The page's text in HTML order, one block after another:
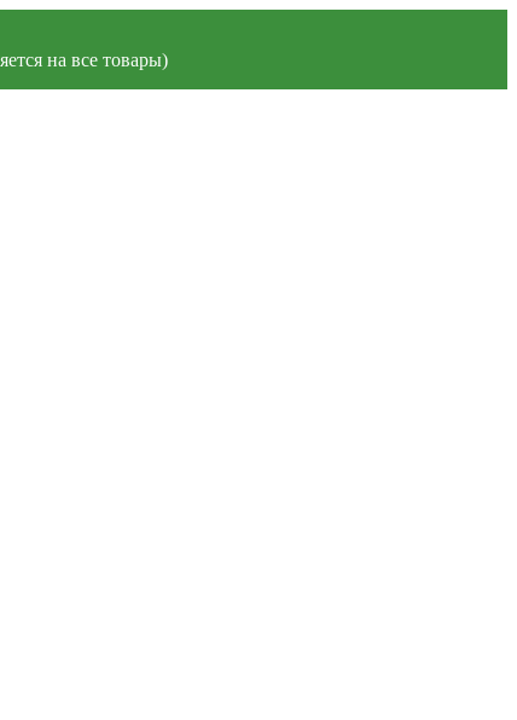
на все товары)